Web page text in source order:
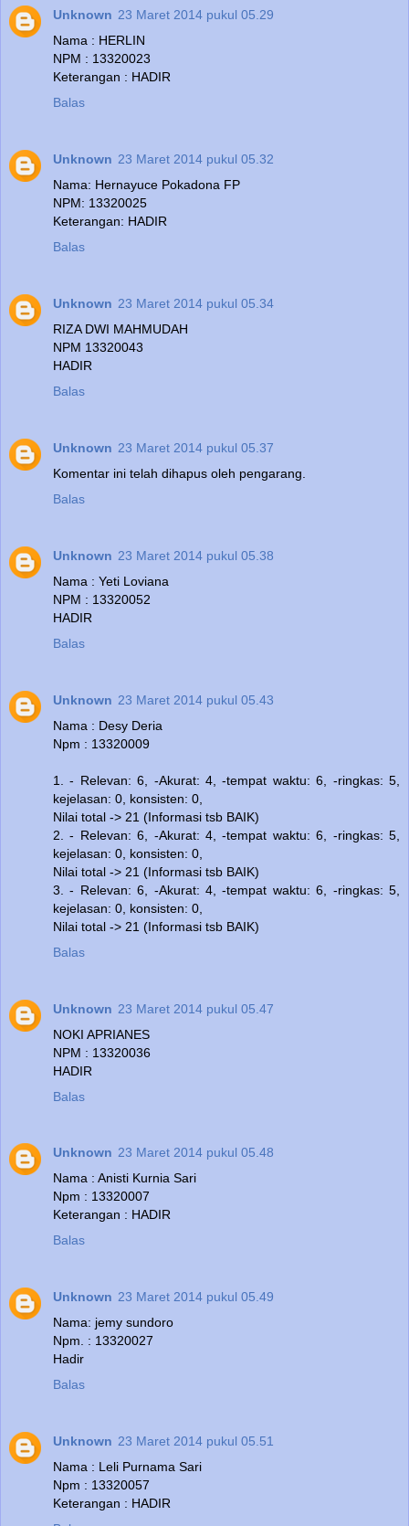
Unknown 23 Maret 2014 pukul 05.29
Nama : HERLIN
NPM : 13320023
Keterangan : HADIR
Balas
Unknown 23 Maret 2014 pukul 05.32
Nama: Hernayuce Pokadona FP
NPM: 13320025
Keterangan: HADIR
Balas
Unknown 23 Maret 2014 pukul 05.34
RIZA DWI MAHMUDAH
NPM 13320043
HADIR
Balas
Unknown 23 Maret 2014 pukul 05.37
Komentar ini telah dihapus oleh pengarang.
Balas
Unknown 23 Maret 2014 pukul 05.38
Nama : Yeti Loviana
NPM : 13320052
HADIR
Balas
Unknown 23 Maret 2014 pukul 05.43
Nama : Desy Deria
Npm : 13320009
1. - Relevan: 6, -Akurat: 4, -tempat waktu: 6, -ringkas: 5,
kejelasan: 0, konsisten: 0,
Nilai total -> 21 (Informasi tsb BAIK)
2. - Relevan: 6, -Akurat: 4, -tempat waktu: 6, -ringkas: 5,
kejelasan: 0, konsisten: 0,
Nilai total -> 21 (Informasi tsb BAIK)
3. - Relevan: 6, -Akurat: 4, -tempat waktu: 6, -ringkas: 5,
kejelasan: 0, konsisten: 0,
Nilai total -> 21 (Informasi tsb BAIK)
Balas
Unknown 23 Maret 2014 pukul 05.47
NOKI APRIANES
NPM : 13320036
HADIR
Balas
Unknown 23 Maret 2014 pukul 05.48
Nama : Anisti Kurnia Sari
Npm : 13320007
Keterangan : HADIR
Balas
Unknown 23 Maret 2014 pukul 05.49
Nama: jemy sundoro
Npm. : 13320027
Hadir
Balas
Unknown 23 Maret 2014 pukul 05.51
Nama : Leli Purnama Sari
Npm : 13320057
Keterangan : HADIR